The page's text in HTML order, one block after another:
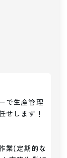
で生産管理
せします！
業(定期的な